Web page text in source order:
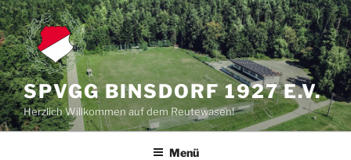
Zum
Inhalt
springen
SPVGG BINSDORF 1927 E.V.
Herzlich Willkommen auf dem Reutewasen!
Menü